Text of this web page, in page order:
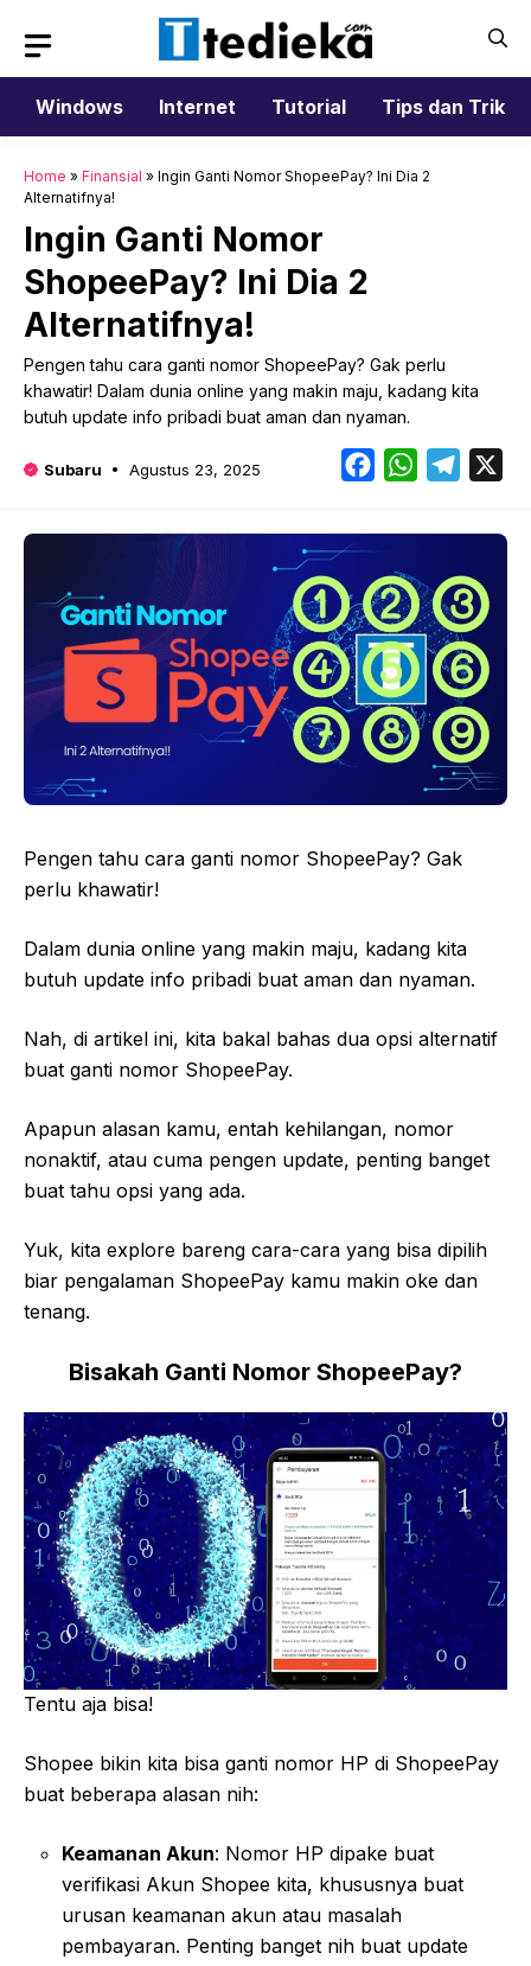
isi
Windows
Internet Tutorial Tips dan Trik
Home » Finansial » Ingin Ganti Nomor ShopeePay? Ini Dia 2
Alternatifnya!
Ingin Ganti Nomor
ShopeePay? Ini Dia 2
Alternatifnya!
Pengen tahu cara ganti nomor ShopeePay? Gak perlu
khawatir! Dalam dunia online yang makin maju, kadang kita
butuh update info pribadi buat aman dan nyaman.
Subaru Agustus 23, 2025 FacebookWhatsApp
Pengen tahu cara ganti nomor ShopeePay? Gak
perlu khawatir!
Dalam dunia online yang makin maju, kadang kita
butuh update info pribadi buat aman dan nyaman.
Nah, di artikel ini, kita bakal bahas dua opsi alternatif
buat ganti nomor ShopeePay.
Apapun alasan kamu, entah kehilangan, nomor
nonaktif, atau cuma pengen update, penting banget
buat tahu opsi yang ada.
Yuk, kita explore bareng cara-cara yang bisa dipilih
biar pengalaman ShopeePay kamu makin oke dan
tenang.
Bisakah Ganti Nomor ShopeePay?
Tentu aja bisa!
Shopee bikin kita bisa ganti nomor HP di ShopeePay
buat beberapa alasan nih:
Keamanan Akun: Nomor HP dipake buat
verifikasi Akun Shopee kita, khususnya buat
urusan keamanan akun atau masalah
pembayaran. Penting banget nih buat update